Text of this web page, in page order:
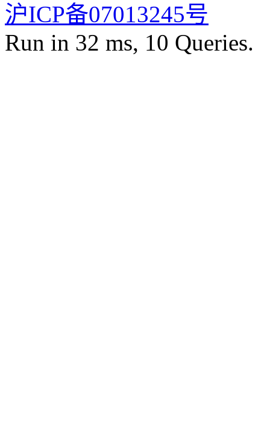
沪ICP备07013245号
Run in 32 ms, 10 Queries.